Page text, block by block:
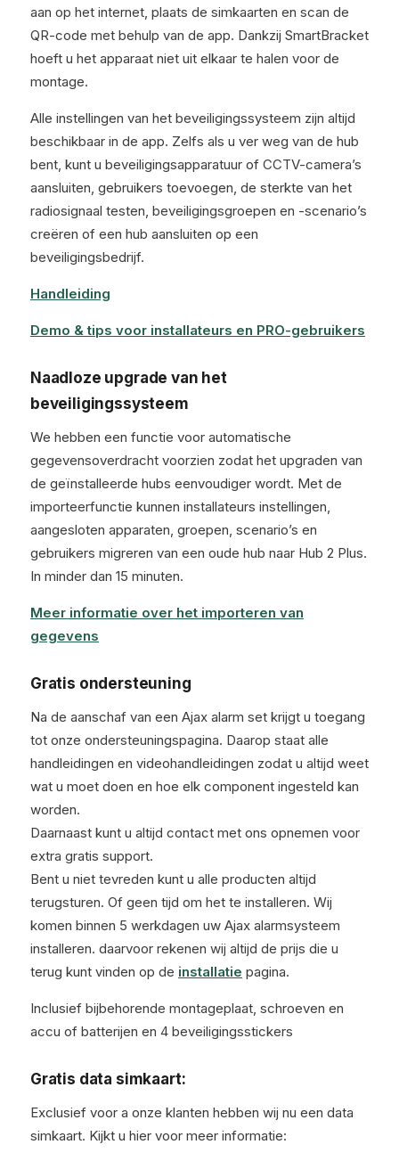
aan op het internet, plaats de simkaarten en scan de
QR-code met behulp van de app. Dankzij SmartBracket
hoeft u het apparaat niet uit elkaar te halen voor de
montage.
Alle instellingen van het beveiligingssysteem zijn altijd
beschikbaar in de app. Zelfs als u ver weg van de hub
bent, kunt u beveiligingsapparatuur of CCTV-camera’s
aansluiten, gebruikers toevoegen, de sterkte van het
radiosignaal testen, beveiligingsgroepen en -scenario’s
creëren of een hub aansluiten op een
beveiligingsbedrijf.
Handleiding
Demo & tips voor installateurs en PRO-gebruikers
Naadloze upgrade van het
beveiligingssysteem
We hebben een functie voor automatische
gegevensoverdracht voorzien zodat het upgraden van
de geïnstalleerde hubs eenvoudiger wordt. Met de
importeerfunctie kunnen installateurs instellingen,
aangesloten apparaten, groepen, scenario’s en
gebruikers migreren van een oude hub naar Hub 2 Plus.
In minder dan 15 minuten.
Meer informatie over het importeren van
gegevens
Gratis ondersteuning
Na de aanschaf van een Ajax alarm set krijgt u toegang
tot onze ondersteuningspagina. Daarop staat alle
handleidingen en videohandleidingen zodat u altijd weet
wat u moet doen en hoe elk component ingesteld kan
worden.
Daarnaast kunt u altijd contact met ons opnemen voor
extra gratis support.
Bent u niet tevreden kunt u alle producten altijd
terugsturen. Of geen tijd om het te installeren. Wij
komen binnen 5 werkdagen uw Ajax alarmsysteem
installeren. daarvoor rekenen wij altijd de prijs die u
terug kunt vinden op de installatie pagina.
Inclusief bijbehorende montageplaat, schroeven en
accu of batterijen en 4 beveiligingsstickers
Gratis data simkaart:
Exclusief voor a onze klanten hebben wij nu een data
simkaart. Kijkt u hier voor meer informatie: